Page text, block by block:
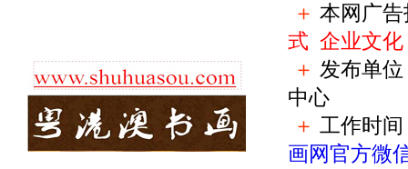
＋ 本网广
式 企业文化
＋ 发布单
中心
＋ 工作时
画网官方微